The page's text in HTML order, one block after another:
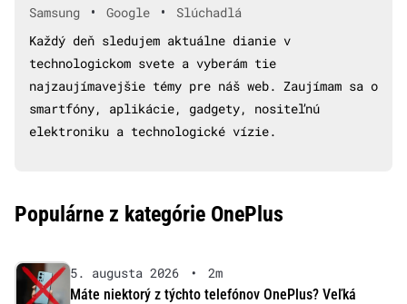
Samsung • Google •
Slúchadlá
Každý deň sledujem aktuálne dianie v
technologickom svete a vyberám tie
najzaujímavejšie témy pre náš web. Zaujímam sa o
smartfóny, aplikácie, gadgety, nositeľnú
elektroniku a technologické vízie.
Populárne z kategórie OnePlus
5. augusta 2026 •
2m
Máte niektorý z týchto telefónov OnePlus? Veľká